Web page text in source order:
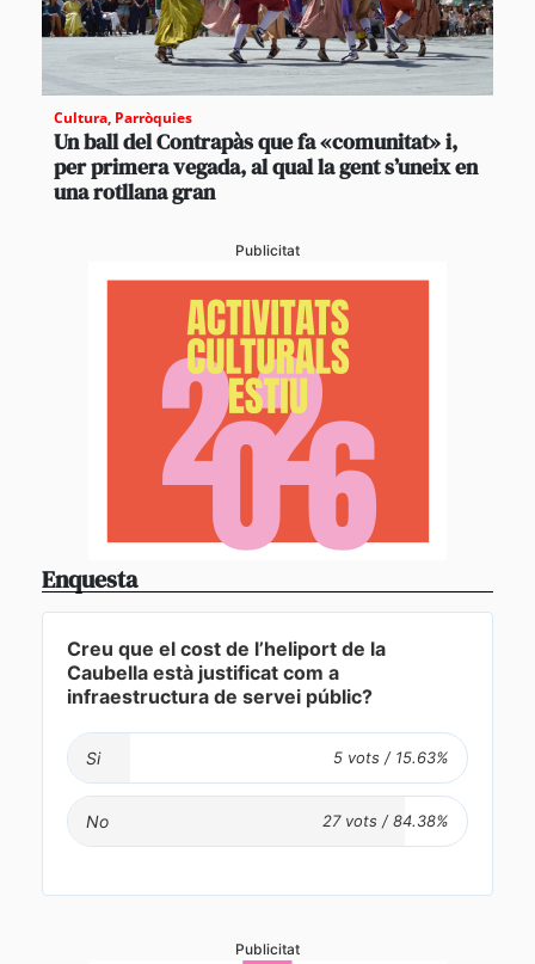
Cultura, Parròquies
Un ball del Contrapàs que fa «comunitat» i,
per primera vegada, al qual la gent s’uneix en
una rotllana gran
Publicitat
Enquesta
Creu que el cost de l’heliport de la
Caubella està justificat com a
infraestructura de servei públic?
Si
No
Publicitat